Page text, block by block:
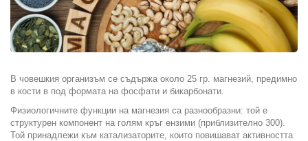
В човешкия организъм се съдържа около 25 гр. магнезий, предимно
в кости в под формата на фосфати и бикарбонати.
Физиологичните функции на магнезия са разнообразни: той е
структурен компонент на голям кръг ензими (приблизително 300).
Той принадлежи към катализаторите, които повишават активността